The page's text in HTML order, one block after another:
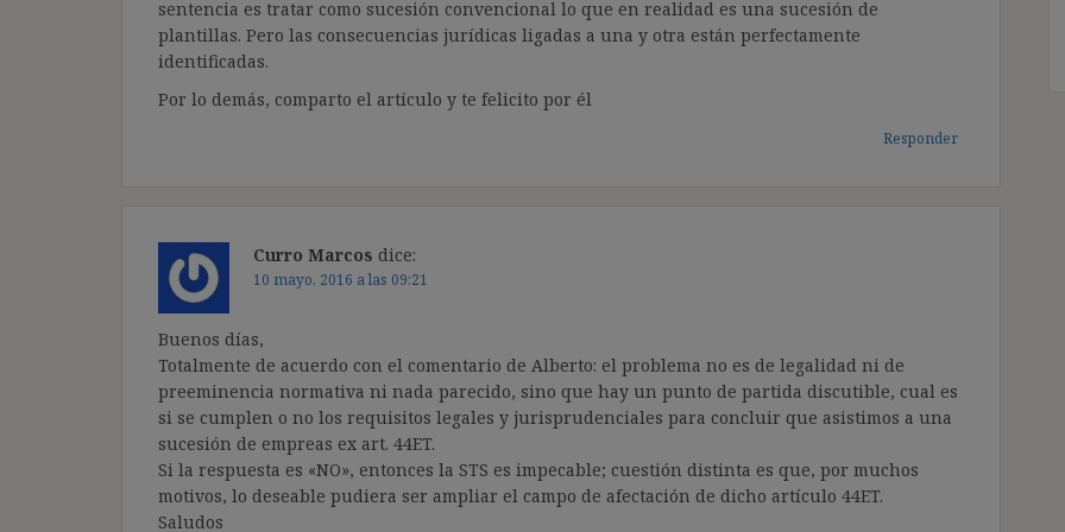
sentencia es tratar como sucesión convencional lo que en realidad es una sucesión de
plantillas. Pero las consecuencias jurídicas ligadas a una y otra están perfectamente
identificadas.
Por lo demás, comparto el artículo y te felicito por él
Responder
Curro Marcos dice:
10 mayo, 2016 a las 09:21
Buenos días,
Totalmente de acuerdo con el comentario de Alberto: el problema no es de legalidad ni de
preeminencia normativa ni nada parecido, sino que hay un punto de partida discutible, cual es
si se cumplen o no los requisitos legales y jurisprudenciales para concluir que asistimos a una
sucesión de empreas ex art. 44ET.
Si la respuesta es «NO», entonces la STS es impecable; cuestión distinta es que, por muchos
motivos, lo deseable pudiera ser ampliar el campo de afectación de dicho artículo 44ET.
Saludos